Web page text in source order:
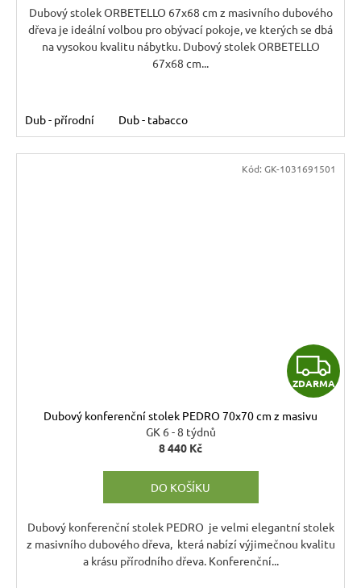
A
Dubový stolek ORBETELLO 67x68 cm z masivního dubového
dřeva je ideální volbou pro obývací pokoje, ve kterých se dbá
na vysokou kvalitu nábytku. Dubový stolek ORBETELLO
67x68 cm...
Dub - přírodní Dub - tabacco
Z
D
A
ZDARMA
Dubový konferenční stolek PEDRO 70x70 cm z masivu
GK 6 - 8 týdnů
8 440 Kč
DO KOŠÍKU
Dubový konferenční stolek PEDRO je velmi elegantní stolek
z masivního dubového dřeva, která nabízí výjimečnou kvalitu
a krásu přírodního dřeva. Konferenční...
Kód: GK-1031691501